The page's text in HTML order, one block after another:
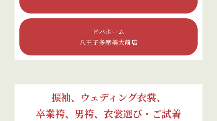
ビバホーム
八王子多摩美大前店
振袖、ウェディング衣裳、
卒業袴、男袴、 衣裳選び・ご試着